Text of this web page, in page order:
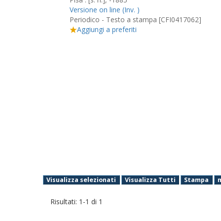
Versione on line (Inv. )
Periodico - Testo a stampa [CFI0417062]
Aggiungi a preferiti
Visualizza selezionati Visualizza Tutti Stampa
Risultati: 1 -1 di 1